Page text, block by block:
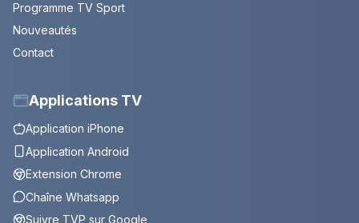
Programme TV Sport
Nouveautés
Contact
Applications TV
Application iPhone
Application Android
Extension Chrome
Chaîne Whatsapp
Suivre TVP sur Google